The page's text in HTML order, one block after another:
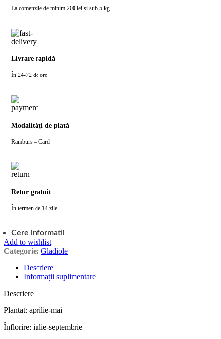
La comenzile de minim 200 lei și sub 5 kg
Livrare rapidă
În 24-72 de ore
Modalităţi de plată
Ramburs – Card
Retur gratuit
În termen de 14 zile
Cere informatii
Add to wishlist
Categorie: Gladiole
Descriere
Informații suplimentare
Descriere
Plantat: aprilie-mai
Înflorire: iulie-septembrie